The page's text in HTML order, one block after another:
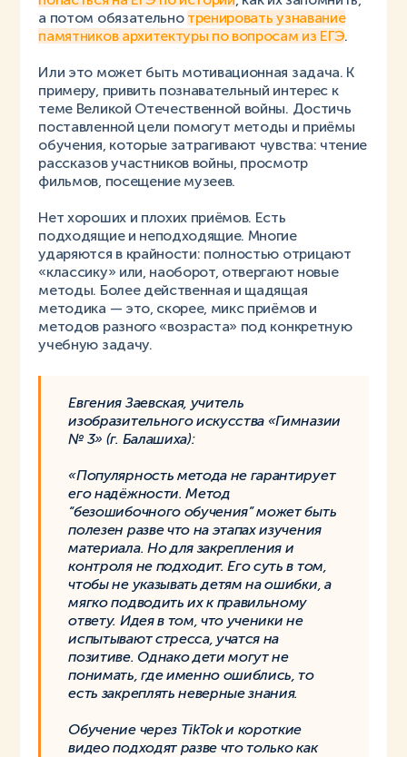
а потом обязательно тренировать узнавание
памятников архитектуры по вопросам из ЕГЭ.
Или это может быть мотивационная задача. К
примеру, привить познавательный интерес к
теме Великой Отечественной войны. Достичь
поставленной цели помогут методы и приёмы
обучения, которые затрагивают чувства: чтение
рассказов участников войны, просмотр
фильмов, посещение музеев.
Нет хороших и плохих приёмов. Есть
подходящие и неподходящие. Многие
ударяются в крайности: полностью отрицают
«классику» или, наоборот, отвергают новые
методы. Более действенная и щадящая
методика — это, скорее, микс приёмов и
методов разного «возраста» под конкретную
учебную задачу.
Евгения Заевская, учитель
изобразительного искусства «Гимназии
№ 3» (г. Балашиха):
«Популярность метода не гарантирует
его надёжности. Метод
“безошибочного обучения” может быть
полезен разве что на этапах изучения
материала. Но для закрепления и
контроля не подходит. Его суть в том,
чтобы не указывать детям на ошибки, а
мягко подводить их к правильному
ответу. Идея в том, что ученики не
испытывают стресса, учатся на
позитиве. Однако дети могут не
понимать, где именно ошиблись, то
есть закреплять неверные знания.
Обучение через TikTok и короткие
видео подходят разве что только как